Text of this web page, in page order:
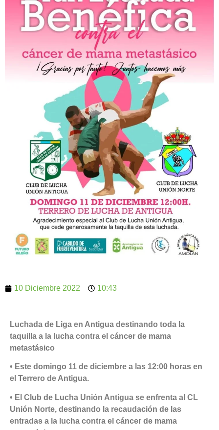
10 Diciembre 2022 10:43
Luchada de Liga en Antigua destinando toda la
taquilla a la lucha contra el cáncer de mama
metastásico
• Este domingo 11 de diciembre a las 12:00 horas en
el Terrero de Antigua.
• El Club de Lucha Unión Antigua se enfrenta al CL
Unión Norte, destinando la recaudación de las
entradas a la lucha contra el cáncer de mama